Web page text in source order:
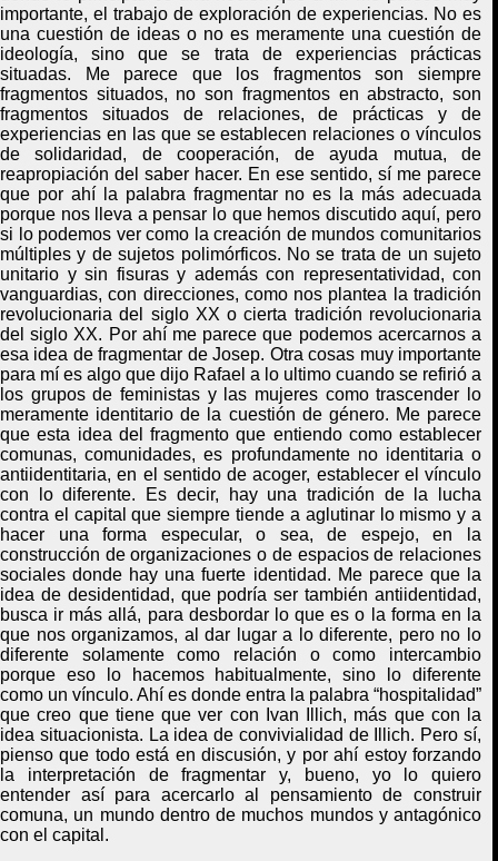
importante, el trabajo de exploración de experiencias. No es
una cuestión de ideas o no es meramente una cuestión de
ideología, sino que se trata de experiencias prácticas
situadas. Me parece que los fragmentos son siempre
fragmentos situados, no son fragmentos en abstracto, son
fragmentos situados de relaciones, de prácticas y de
experiencias en las que se establecen relaciones o vínculos
de solidaridad, de cooperación, de ayuda mutua, de
reapropiación del saber hacer. En ese sentido, sí me parece
que por ahí la palabra fragmentar no es la más adecuada
porque nos lleva a pensar lo que hemos discutido aquí, pero
si lo podemos ver como la creación de mundos comunitarios
múltiples y de sujetos polimórficos. No se trata de un sujeto
unitario y sin fisuras y además con representatividad, con
vanguardias, con direcciones, como nos plantea la tradición
revolucionaria del siglo XX o cierta tradición revolucionaria
del siglo XX. Por ahí me parece que podemos acercarnos a
esa idea de fragmentar de Josep. Otra cosas muy importante
para mí es algo que dijo Rafael a lo ultimo cuando se refirió a
los grupos de feministas y las mujeres como trascender lo
meramente identitario de la cuestión de género. Me parece
que esta idea del fragmento que entiendo como establecer
comunas, comunidades, es profundamente no identitaria o
antiidentitaria, en el sentido de acoger, establecer el vínculo
con lo diferente. Es decir, hay una tradición de la lucha
contra el capital que siempre tiende a aglutinar lo mismo y a
hacer una forma especular, o sea, de espejo, en la
construcción de organizaciones o de espacios de relaciones
sociales donde hay una fuerte identidad. Me parece que la
idea de desidentidad, que podría ser también antiidentidad,
busca ir más allá, para desbordar lo que es o la forma en la
que nos organizamos, al dar lugar a lo diferente, pero no lo
diferente solamente como relación o como intercambio
porque eso lo hacemos habitualmente, sino lo diferente
como un vínculo. Ahí es donde entra la palabra “hospitalidad”
que creo que tiene que ver con Ivan Illich, más que con la
idea situacionista. La idea de convivialidad de Illich. Pero sí,
pienso que todo está en discusión, y por ahí estoy forzando
la interpretación de fragmentar y, bueno, yo lo quiero
entender así para acercarlo al pensamiento de construir
comuna, un mundo dentro de muchos mundos y antagónico
con el capital.